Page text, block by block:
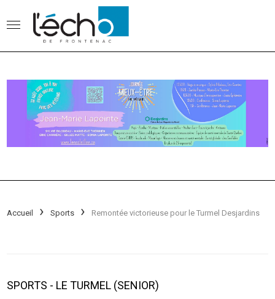
Accueil Sports Remontée victorieuse pour le Turmel Desjardins
SPORTS - LE TURMEL (SENIOR)